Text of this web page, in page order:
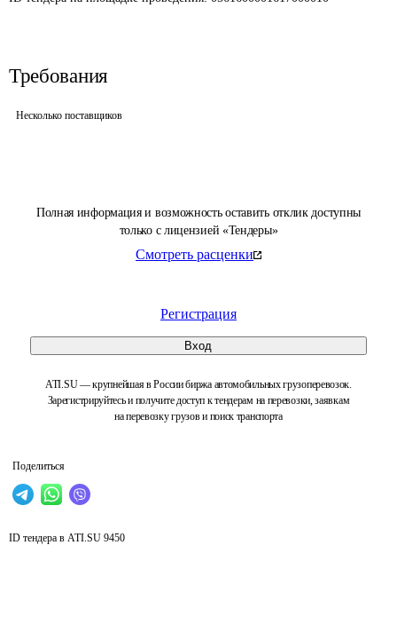
Полная информация и возможность оставить отклик доступны
только с лицензией «Тендеры»
Смотреть расценки
Регистрация
Вход
ATI.SU — крупнейшая в России биржа автомобильных грузоперевозок.
Зарегистрируйтесь и получите доступ к тендерам на перевозки, заявкам
на перевозку грузов и поиск транспорта
Поделиться
Требования
Несколько поставщиков
ID тендера в ATI.SU 9450